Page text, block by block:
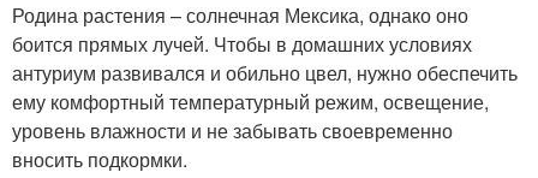
Родина растения – солнечная Мексика, однако оно
боится прямых лучей. Чтобы в домашних условиях
антуриум развивался и обильно цвел, нужно обеспечить
ему комфортный температурный режим, освещение,
уровень влажности и не забывать своевременно
вносить подкормки.